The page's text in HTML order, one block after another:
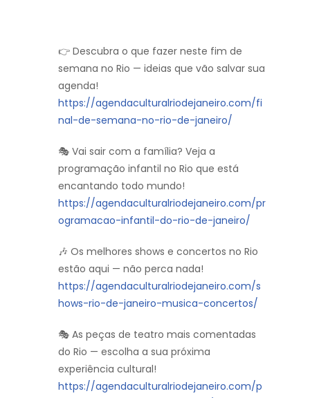
👉 Descubra o que fazer neste fim de
semana no Rio — ideias que vão salvar sua
agenda!
https://agendaculturalriodejaneiro.com/fi
nal-de-semana-no-rio-de-janeiro/
🎭 Vai sair com a família? Veja a
programação infantil no Rio que está
encantando todo mundo!
https://agendaculturalriodejaneiro.com/pr
ogramacao-infantil-do-rio-de-janeiro/
🎶 Os melhores shows e concertos no Rio
estão aqui — não perca nada!
https://agendaculturalriodejaneiro.com/s
hows-rio-de-janeiro-musica-concertos/
🎭 As peças de teatro mais comentadas
do Rio — escolha a sua próxima
experiência cultural!
https://agendaculturalriodejaneiro.com/p